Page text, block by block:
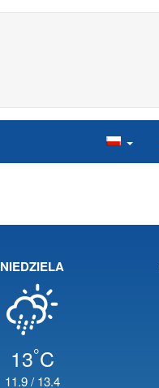
NIEDZIELA
13°C
11.9/ 13.4